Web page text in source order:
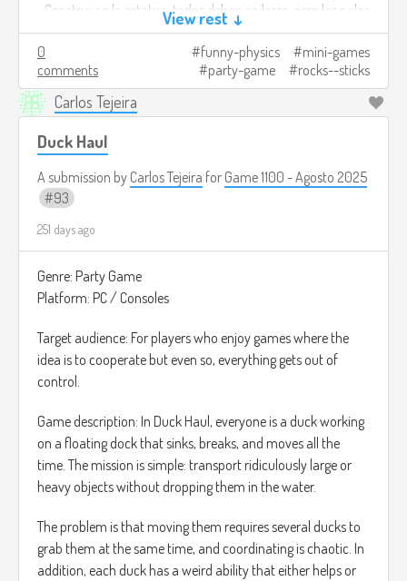
• Construyan la estatua: todos deben apilarse, pero los palos
tiemblan y las rocas pesan demasiado.
Ganar casi siempre es accidental, y por eso da risa.
Créditos de imagen:https://www.freepik.com/premium-ai-
image/mosscovered-rocks-wooden-stick-lush-green-
forest_181724932.htm
View rest ↓
0
comments
funny-physics
mini-games
party-game
rocks--sticks
Carlos Tejeira
Duck Haul
A submission by Carlos Tejeira for Game 1100 - Agosto 2025
93
251 days ago
Genre: Party Game
Platform: PC / Consoles
Target audience: For players who enjoy games where the
idea is to cooperate but even so, everything gets out of
control.
Game description: In Duck Haul, everyone is a duck working
on a floating dock that sinks, breaks, and moves all the
time. The mission is simple: transport ridiculously large or
heavy objects without dropping them in the water.
The problem is that moving them requires several ducks to
grab them at the same time, and coordinating is chaotic. In
addition, each duck has a weird ability that either helps or